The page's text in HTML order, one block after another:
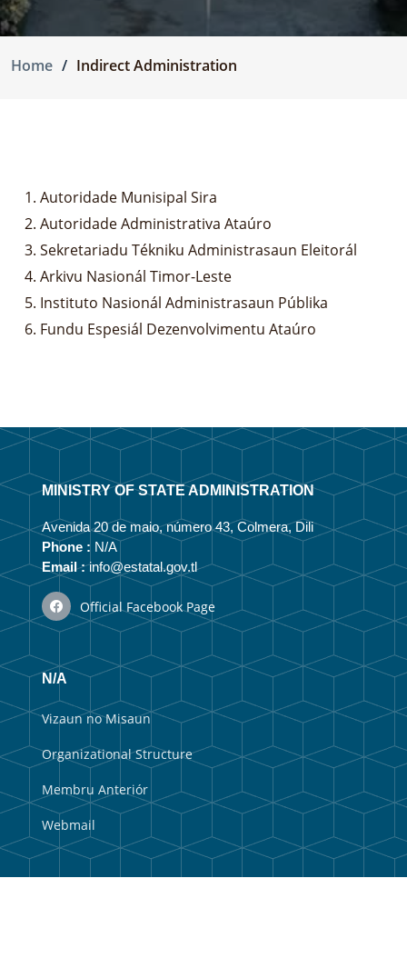
Home Indirect Administration
Autoridade Munisipal Sira
Autoridade Administrativa Ataúro
Sekretariadu Tékniku Administrasaun Eleitorál
Arkivu Nasionál Timor-Leste
Instituto Nasionál Administrasaun Públika
Fundu Espesiál Dezenvolvimentu Ataúro
MINISTRY OF STATE ADMINISTRATION
Avenida 20 de maio, número 43, Colmera, Dili
Phone : N/A
Email :info@estatal.gov.tl
Official Facebook Page
N/A
Vizaun no Misaun
Organizational Structure
Membru Anteriór
Webmail